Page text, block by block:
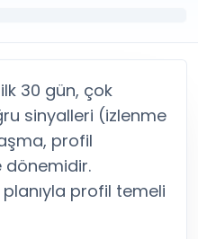
Al
30 gün, çok
sinyalleri (izlenme
profil
dönemidir.
planıyla profil temeli